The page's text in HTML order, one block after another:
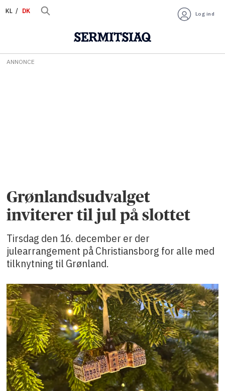
KL DK Log ind
ANNONCE
Grønlandsudvalget
inviterer til jul på slottet
Tirsdag den 16. december er der
julearrangement på Christiansborg for alle med
tilknytning til Grønland.